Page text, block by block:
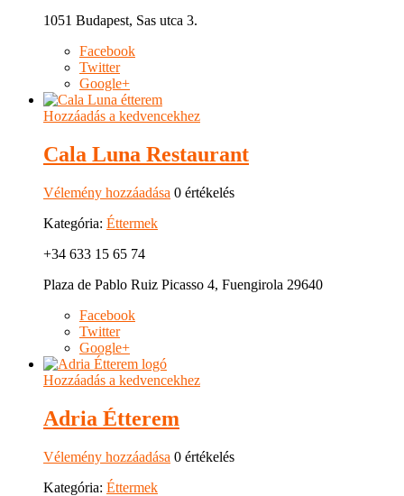
1051 Budapest, Sas utca 3.
Facebook
Twitter
Google+
Hozzáadás a kedvencekhez
Cala Luna Restaurant
Vélemény hozzáadása 0 értékelés
Kategória: Éttermek
+34 633 15 65 74
Plaza de Pablo Ruiz Picasso 4, Fuengirola 29640
Facebook
Twitter
Google+
Hozzáadás a kedvencekhez
Adria Étterem
Vélemény hozzáadása 0 értékelés
Kategória: Éttermek